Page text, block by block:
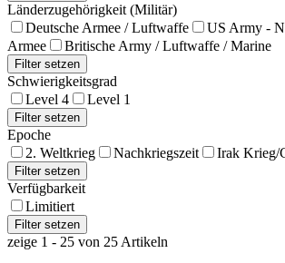
Länderzugehörigkeit (Militär)
Deutsche Armee / Luftwaffe
US Army -
Armee
Britische Army / Luftwaffe / Marine
Schwierigkeitsgrad
Level 4
Level 1
Epoche
2. Weltkrieg
Nachkriegszeit Irak Krieg/
Verfügbarkeit
Limitiert
zeige 1 - 25 von 25 Artikeln